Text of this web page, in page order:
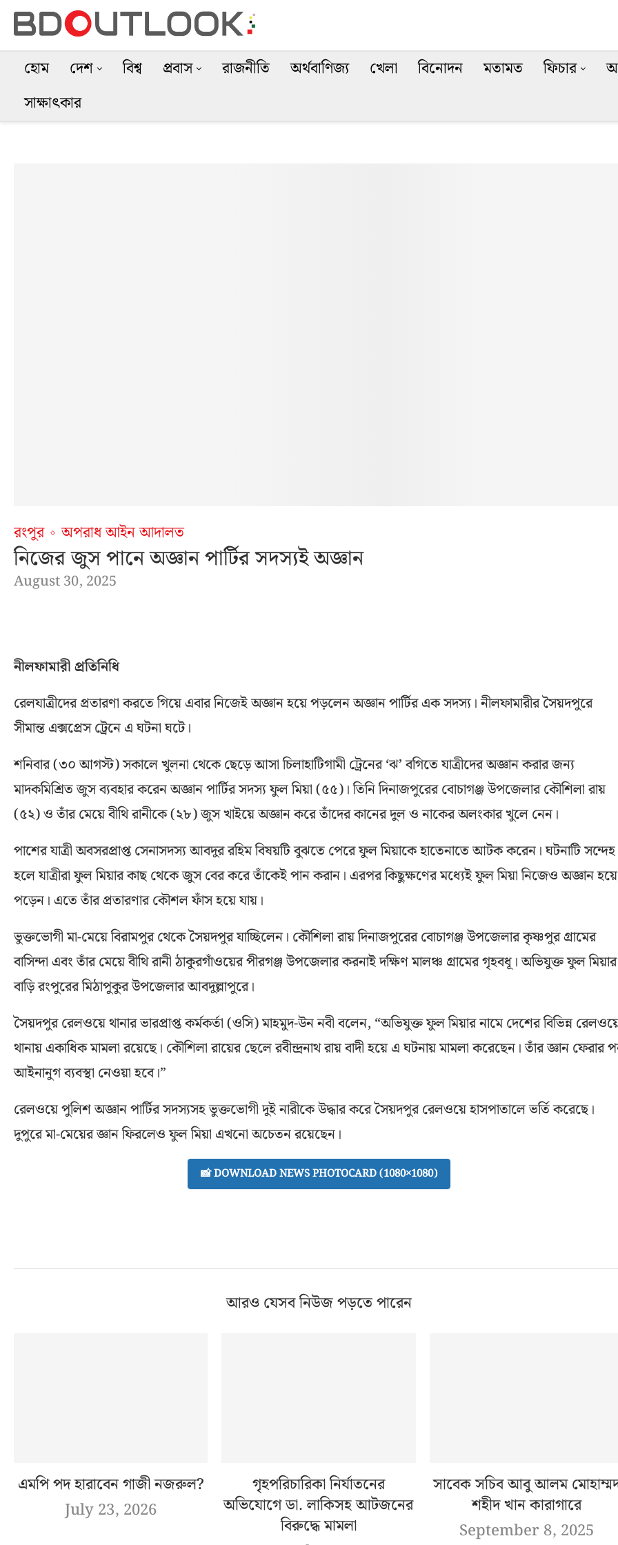
হোম দেশ বিশ্ব প্রবাস রাজনীতি অর্থবাণিজ্য খেলা বিনোদন মতামত ফিচার
সাক্ষাৎকার
রংপুর অপরাধ আইন আদালত
নিজের জুস পানে অজ্ঞান পার্টির সদস্যই অজ্ঞান
August 30, 2025
নীলফামারী প্রতিনিধি
রেলযাত্রীদের প্রতারণা করতে গিয়ে এবার নিজেই অজ্ঞান হয়ে পড়লেন অজ্ঞান পার্টির এক সদস্য। নীলফামারীর সৈয়দপুরে
সীমান্ত এক্সপ্রেস ট্রেনে এ ঘটনা ঘটে।
শনিবার (৩০ আগস্ট) সকালে খুলনা থেকে ছেড়ে আসা চিলাহাটিগামী ট্রেনের ‘ঝ’ বগিতে যাত্রীদের অজ্ঞান করার জন্য
মাদকমিশ্রিত জুস ব্যবহার করেন অজ্ঞান পার্টির সদস্য ফুল মিয়া (৫৫)। তিনি দিনাজপুরের বোচাগঞ্জ উপজেলার কৌশিলা রায়
(৫২) ও তাঁর মেয়ে বীথি রানীকে (২৮) জুস খাইয়ে অজ্ঞান করে তাঁদের কানের দুল ও নাকের অলংকার খুলে নেন।
পাশের যাত্রী অবসরপ্রাপ্ত সেনাসদস্য আবদুর রহিম বিষয়টি বুঝতে পেরে ফুল মিয়াকে হাতেনাতে আটক করেন। ঘটনাটি সন্দেহ
হলে যাত্রীরা ফুল মিয়ার কাছ থেকে জুস বের করে তাঁকেই পান করান। এরপর কিছুক্ষণের মধ্যেই ফুল মিয়া নিজেও অজ্ঞান হয়ে
পড়েন। এতে তাঁর প্রতারণার কৌশল ফাঁস হয়ে যায়।
ভুক্তভোগী মা-মেয়ে বিরামপুর থেকে সৈয়দপুর যাচ্ছিলেন। কৌশিলা রায় দিনাজপুরের বোচাগঞ্জ উপজেলার কৃষ্ণপুর গ্রামের
বাসিন্দা এবং তাঁর মেয়ে বীথি রানী ঠাকুরগাঁওয়ের পীরগঞ্জ উপজেলার করনাই দক্ষিণ মালঞ্চ গ্রামের গৃহবধূ। অভিযুক্ত ফুল মিয়ার
বাড়ি রংপুরের মিঠাপুকুর উপজেলার আবদুল্লাপুরে।
সৈয়দপুর রেলওয়ে থানার ভারপ্রাপ্ত কর্মকর্তা (ওসি) মাহমুদ-উন নবী বলেন, “অভিযুক্ত ফুল মিয়ার নামে দেশের বিভিন্ন
থানায় একাধিক মামলা রয়েছে। কৌশিলা রায়ের ছেলে রবীন্দ্রনাথ রায় বাদী হয়ে এ ঘটনায় মামলা করেছেন। তাঁর জ্ঞান ফেরার
আইনানুগ ব্যবস্থা নেওয়া হবে।”
রেলওয়ে পুলিশ অজ্ঞান পার্টির সদস্যসহ ভুক্তভোগী দুই নারীকে উদ্ধার করে সৈয়দপুর রেলওয়ে হাসপাতালে ভর্তি করেছে।
দুপুরে মা-মেয়ের জ্ঞান ফিরলেও ফুল মিয়া এখনো অচেতন রয়েছেন।
📸 DOWNLOAD NEWS PHOTOCARD (1080×1080)
আরও যেসব নিউজ পড়তে পারেন
এমপি পদ হারাবেন গাজী নজরুল?
July 23, 2026
গৃহপরিচারিকা নির্যাতনের
অভিযোগে ডা. লাকিসহ আটজনের
বিরুদ্ধে মামলা
সাবেক সচিব আবু আলম
শহীদ খান কারাগারে
September 8, 2025